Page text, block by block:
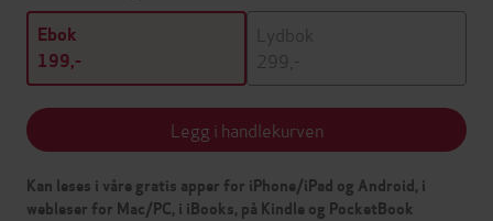
Ebok
199,-
Lydbok
299,-
Legg i handlekurven
Kan leses i våre gratis apper for iPhone/iPad og Android, i
webleser for Mac/PC, i iBooks, på Kindle og PocketBook